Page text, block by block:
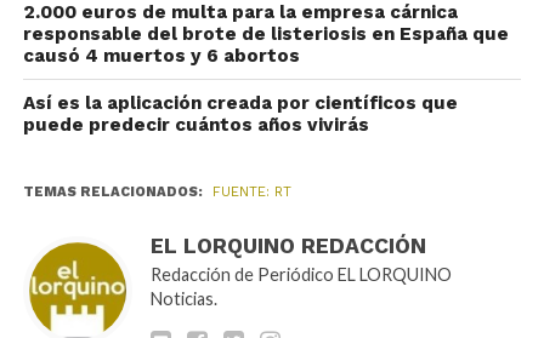
2.000 euros de multa para la empresa cárnica
responsable del brote de listeriosis en España que
causó 4 muertos y 6 abortos
Así es la aplicación creada por científicos que
puede predecir cuántos años vivirás
TEMAS RELACIONADOS: FUENTE: RT
EL LORQUINO REDACCIÓN
Redacción de Periódico EL LORQUINO
Noticias.